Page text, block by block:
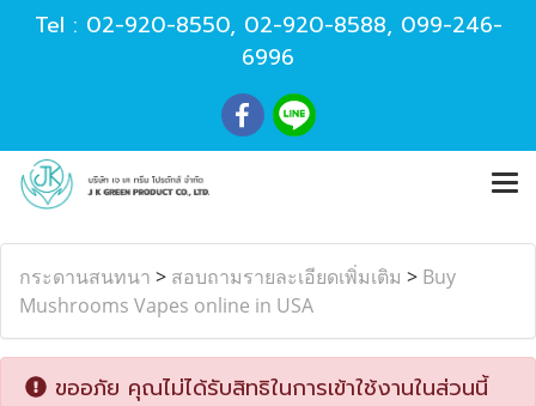
Tel : 02-920-8550, 02-920-8588, 099-246-
6996
กระดานสนทนา > สอบถามรายละเอียดเพิ่มเติม > Buy
Mushrooms Vapes online in USA
ขออภัย คุณไม่ได้รับสิทธิในการเข้าใช้งานในส่วนนี้